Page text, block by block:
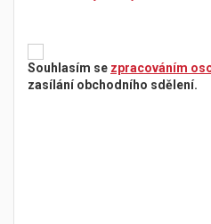
Souhlasím se zpracováním
zasílání obchodního sdělení.